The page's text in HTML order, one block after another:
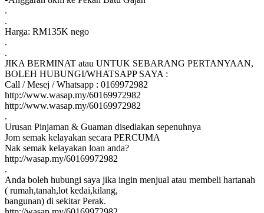
.
.
Harga: RM135K nego
.
.
JIKA BERMINAT atau UNTUK SEBARANG PERTANYAAN,
BOLEH HUBUNGI/WHATSAPP SAYA :
Call / Mesej / Whatsapp : 0169972982
http://www.wasap.my/60169972982
http://www.wasap.my/60169972982
.
Urusan Pinjaman & Guaman disediakan sepenuhnya
Jom semak kelayakan secara PERCUMA
Nak semak kelayakan loan anda?
http://wasap.my/60169972982
.
Anda boleh hubungi saya jika ingin menjual atau membeli hartanah
( rumah,tanah,lot kedai,kilang,
bangunan) di sekitar Perak.